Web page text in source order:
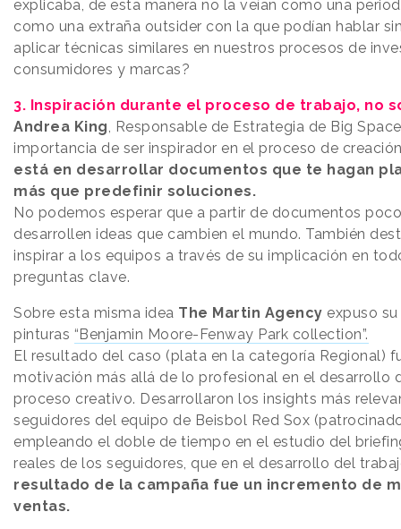
explicaba, de esta manera no la veían como una
como una extraña outsider con la que podían hablar
aplicar técnicas similares en nuestros procesos de
consumidores y marcas?
3. Inspiración durante el proceso de trabajo, no
Andrea King , Responsable de Estrategia de Big
importancia de ser inspirador en el proceso de
está en desarrollar documentos que te hagan
más que predefinir soluciones.
No podemos esperar que a partir de documentos
desarrollen ideas que cambien el mundo. También
inspirar a los equipos a través de su implicación en
preguntas clave.
Sobre esta misma idea The Martin Agency expuso
pinturas “Benjamin Moore-Fenway Park collection”.
El resultado del caso (plata en la categoría Regional)
motivación más allá de lo profesional en el desarrollo
proceso creativo. Desarrollaron los insights más
seguidores del equipo de Beisbol Red Sox
empleando el doble de tiempo en el estudio del
reales de los seguidores, que en el desarrollo del
resultado de la campaña fue un incremento de
ventas.